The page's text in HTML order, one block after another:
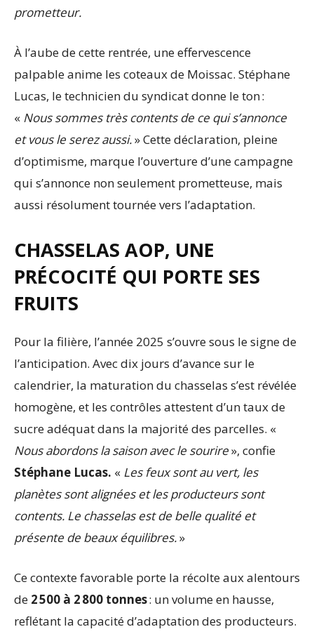
prometteur.
À l’aube de cette rentrée, une effervescence
palpable anime les coteaux de Moissac. Stéphane
Lucas, le technicien du syndicat donne le ton :
« Nous sommes très contents de ce qui s’annonce
et vous le serez aussi.» Cette déclaration, pleine
d’optimisme, marque l’ouverture d’une campagne
qui s’annonce non seulement prometteuse, mais
aussi résolument tournée vers l’adaptation.
CHASSELAS AOP, UNE
PRÉCOCITÉ QUI PORTE SES
FRUITS
Pour la filière, l’année 2025 s’ouvre sous le signe de
l’anticipation. Avec dix jours d’avance sur le
calendrier, la maturation du chasselas s’est révélée
homogène, et les contrôles attestent d’un taux de
sucre adéquat dans la majorité des parcelles. «
Nous abordons la saison avec le sourire», confie
Stéphane Lucas. « Les feux sont au vert, les
planètes sont alignées et les producteurs sont
contents. Le chasselas est de belle qualité et
présente de beaux équilibres.»
Ce contexte favorable porte la récolte aux alentours
de 2 500 à 2 800 tonnes: un volume en hausse,
reflétant la capacité d’adaptation des producteurs.